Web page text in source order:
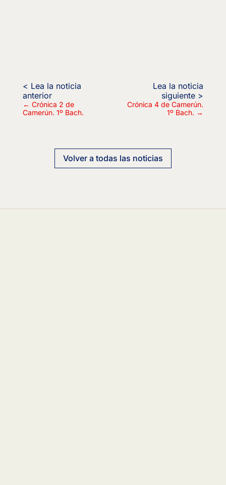
← Crónica 2 de
Camerún. 1º Bach.
Crónica 4 de Camerún.
1º Bach. →
Volver a todas las noticias